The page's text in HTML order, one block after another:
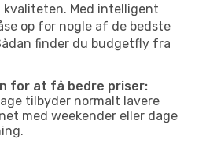
kvaliteten. Med intelligent
op for nogle af de bedste
finder du budgetfly fra
for at få bedre priser:
tilbyder normalt lavere
med weekender eller dage